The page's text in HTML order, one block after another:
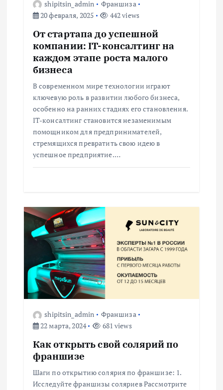
shipitsin_admin
Франшиза
20 февраля, 2025
442 views
От стартапа до успешной
компании: IT-консалтинг на
каждом этапе роста малого
бизнеса
В современном мире технологии играют
ключевую роль в развитии любого бизнеса,
особенно на ранних стадиях его становления.
IT-консалтинг становится незаменимым
помощником для предпринимателей,
стремящихся превратить свою идею в
успешное предприятие.…
shipitsin_admin
Франшиза
22 марта, 2024
681 views
Как открыть свой солярий по
франшизе
Шаги по открытию солярия по франшизе: 1.
Исследуйте франшизы соляриев Рассмотрите